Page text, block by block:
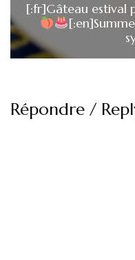
[:fr]Gâteau estival
Répondre /